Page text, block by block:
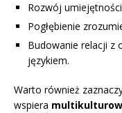
Rozwój
Pogłębienie
Budowanie relacji z
językiem.
Warto również
wspiera